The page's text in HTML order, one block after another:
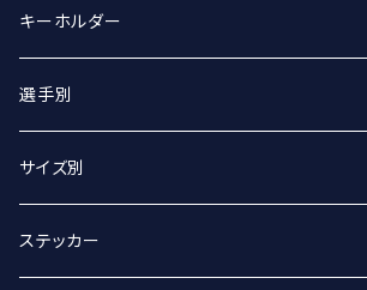
マフラータオル
Tシャツ
Tシャツ（オーバーサイズ）
ベースボールシャツ
選手別
キーホルダー
丸アクキー
ユニフォームアクキー
選手別
#2 宮坂侑選手
#9 ジグマルス・ライモ選手
サイズ別
Sサイズ
ステッカー